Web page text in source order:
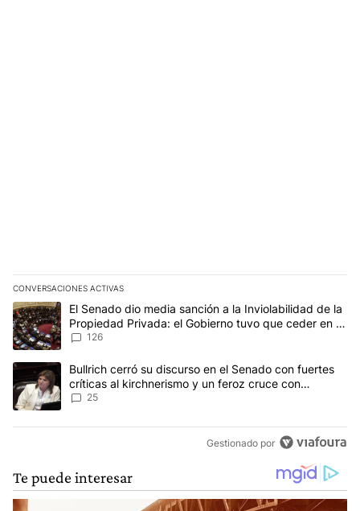
CONVERSACIONES ACTIVAS
Este listado muestra los artículos con más comentarios en los
Un artículo de tendencia con el título "El Senado dio media
El Senado dio media sanción a la Inviolabilidad de la
Propiedad Privada: el Gobierno tuvo que ceder en la
Ley del Manejo del Fuego
126
Un artículo de tendencia con el título "Bullrich cerró su discurso
Bullrich cerró su discurso en el Senado con fuertes
críticas al kirchnerismo y un feroz cruce con
Capitanich al que le gritó “¡cállate!”
25
Gestionado por